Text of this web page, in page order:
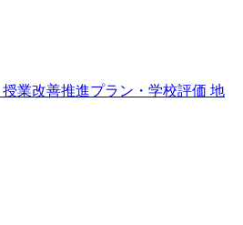
授業改善推進プラン・学校評価 地